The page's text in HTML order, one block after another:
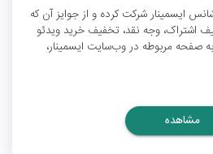
ایسمینار شرکت کرده و از جوایز آن که
اشتراک، وجه نقد، تخفیف خرید ویدئو
صفحه مربوطه در وب‌سایت ایسمینار،
مشاهده